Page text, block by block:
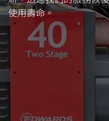
使用壽命。